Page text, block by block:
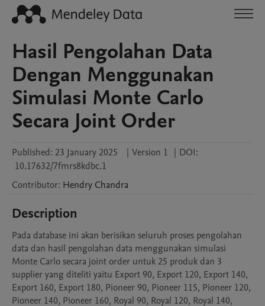
Hasil Pengolahan Data
Dengan Menggunakan
Simulasi Monte Carlo
Secara Joint Order
Published: 23 January 2025 | Version 1 | DOI:
10.17632/7fmrs8kdbc.1
Contributor: Hendry Chandra
Description
Pada database ini akan berisikan seluruh proses pengolahan
data dan hasil pengolahan data menggunakan simulasi
Monte Carlo secara joint order untuk 25 produk dan 3
supplier yang diteliti yaitu Export 90, Export 120, Export 140,
Export 160, Export 180, Pioneer 90, Pioneer 115, Pioneer 120,
Pioneer 140, Pioneer 160, Royal 90, Royal 120, Royal 140,